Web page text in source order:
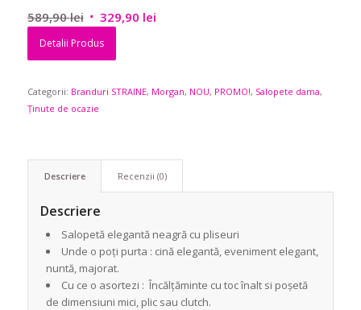
589,90lei Prețul
inițial
589,90 lei.
329,90 leiPrețul
Detalii Produs
Categorii: Branduri STRAINE, Morgan, NOU, PROMO!, Salopete dama,
Ținute de ocazie
Descriere Recenzii (0)
Descriere
Salopetă elegantă neagră cu pliseuri
Unde o poți purta : cină elegantă, eveniment elegant,
nuntă, majorat.
Cu ce o asortezi : Încălțăminte cu toc înalt si poșetă
de dimensiuni mici, plic sau clutch.